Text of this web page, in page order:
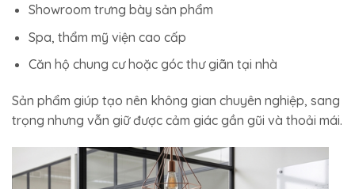
Showroom trưng bày sản phẩm
Spa, thẩm mỹ viện cao cấp
Căn hộ chung cư hoặc góc thư giãn tại nhà
Sản phẩm giúp tạo nên không gian chuyên nghiệp, sang
trọng nhưng vẫn giữ được cảm giác gần gũi và thoải mái.